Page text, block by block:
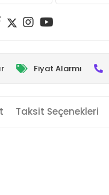
Fiyat Alarmı
Taksit Seçenekleri